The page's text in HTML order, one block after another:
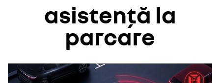
asistență la
parcare